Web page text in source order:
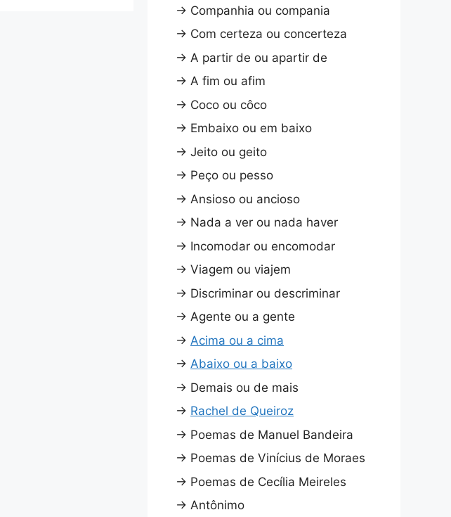
→ Companhia ou compania
→ Com certeza ou concerteza
→ A partir de ou apartir de
→ A fim ou afim
→ Coco ou côco
→ Embaixo ou em baixo
→ Jeito ou geito
→ Peço ou pesso
→ Ansioso ou ancioso
→ Nada a ver ou nada haver
→ Incomodar ou encomodar
→ Viagem ou viajem
→ Discriminar ou descriminar
→ Agente ou a gente
→ Acima ou a cima
→ Abaixo ou a baixo
→ Demais ou de mais
→ Rachel de Queiroz
→ Poemas de Manuel Bandeira
→ Poemas de Vinícius de Moraes
→ Poemas de Cecília Meireles
→ Antônimo